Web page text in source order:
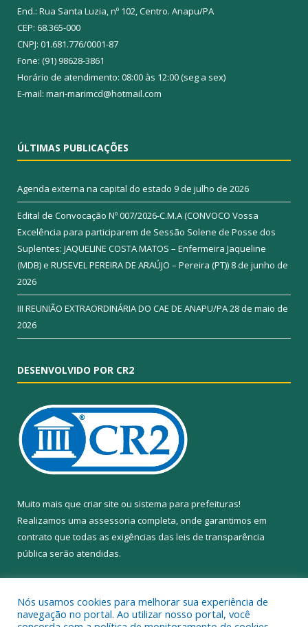
End.: Rua Santa Luzia, nº 102, Centro. Anapu/PA
CEP: 68.365-000
CNPJ: 01.681.776/0001-87
Fone: (91) 98628-3861
Horário de atendimento: 08:00 às 12:00 (seg a sex)
E-mail: mari-marimcd@hotmail.com
ÚLTIMAS PUBLICAÇÕES
Agenda externa na capital do estado 9 de julho de 2026
Edital de Convocação Nº 007/2026-C.M.A (CONVOCO Vossa
Excelência para participarem de Sessão Solene de Posse dos
Suplentes: JAQUELINE COSTA MATOS – Enfermeira Jaqueline
(MDB) e RUSEVEL PEREIRA DE ARAÚJO – Pereira (PT)) 8 de junho de
2026
III REUNIÃO EXTRAORDINÁRIA DO CAE DE ANAPU/PA28 de maio de
2026
DESENVOLVIDO POR CR2
Muito mais que criar site ou sistema para prefeituras!
Realizamos uma assessoria completa, onde garantimos em
contrato que todas as exigências das leis de transparência
pública serão atendidas.
Nós usamos cookies para melhorar sua experiência de
navegação no portal. Ao utilizar nosso portal, você